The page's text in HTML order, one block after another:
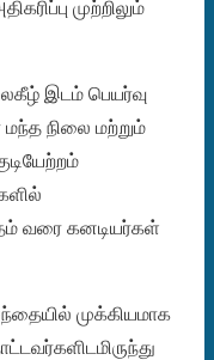
முற்றிலும்
இடம் பெயர்வு
நிலை மற்றும்
வரை கனடியர்கள்
முக்கியமாக